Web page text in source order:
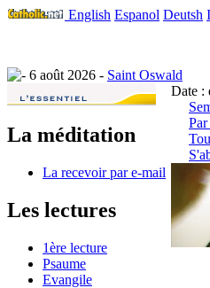
English Espanol Deutsh
6 août 2026 - Saint Oswald
La méditation
La recevoir par e-mail
Les lectures
1ère lecture
Psaume
Evangile
Date :